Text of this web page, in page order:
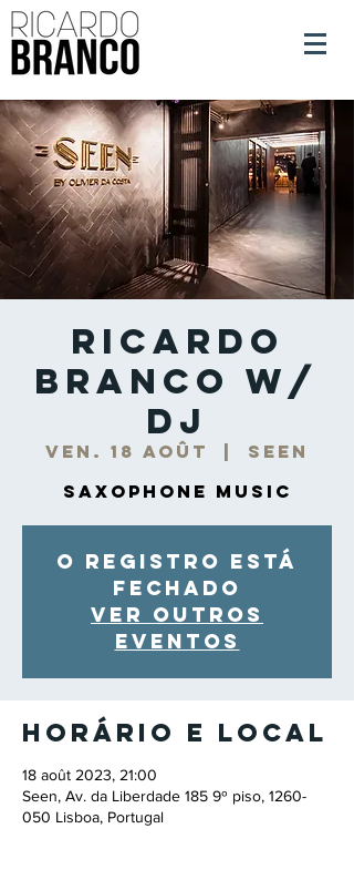
Ricardo
Branco w/
DJ
ven. 18 août
Seen
Saxophone Music
O registro está
fechado
Ver outros
eventos
Horário e local
18 août 2023, 21:00
Seen, Av. da Liberdade 185 9º piso, 1260-
050 Lisboa, Portugal